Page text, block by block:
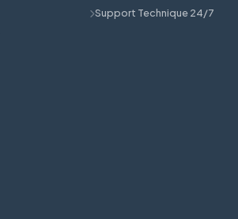
Support Technique 24/7